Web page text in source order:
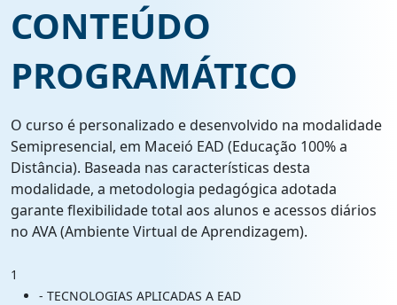
CONTEÚDO
PROGRAMÁTICO
O curso é personalizado e desenvolvido na modalidade
Semipresencial, em Maceió EAD (Educação 100% a
Distância). Baseada nas características desta
modalidade, a metodologia pedagógica adotada
garante flexibilidade total aos alunos e acessos diários
no AVA (Ambiente Virtual de Aprendizagem).
1
- TECNOLOGIAS APLICADAS A EAD